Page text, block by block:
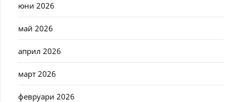
юни 2026
май 2026
април 2026
март 2026
февруари 2026